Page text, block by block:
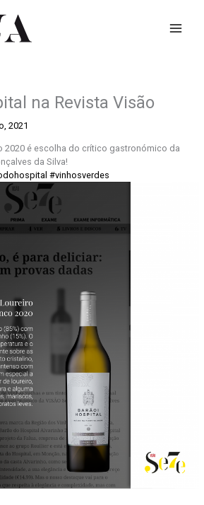
na Revista Visão
2021
2020 é escolha do crítico gastronómico da
da Silva!
#vinhosverdes